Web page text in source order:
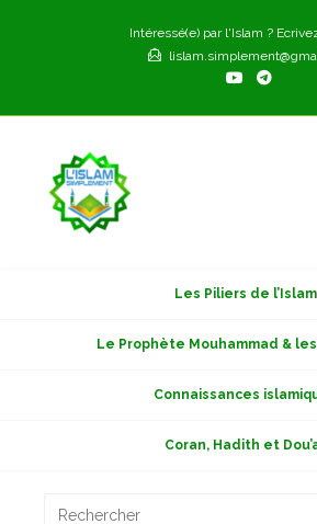
Intéressé(e) par l'Islam ?
Les Piliers de l’Islam
Le Prophète Mouhammad &
Connaissances
Coran, Hadith et